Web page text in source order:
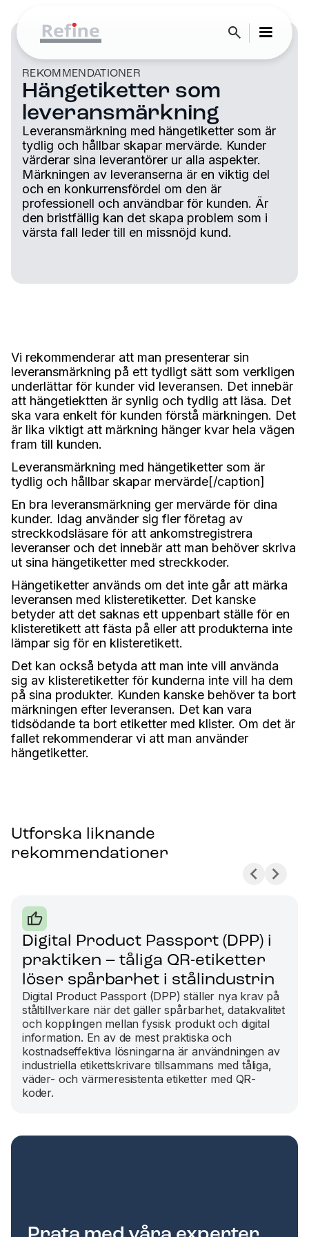
REKOMMENDATIONER
Hängetiketter som
leveransmärkning
Leveransmärkning med hängetiketter som är
tydlig och hållbar skapar mervärde. Kunder
värderar sina leverantörer ur alla aspekter.
Märkningen av leveranserna är en viktig del
och en konkurrensfördel om den är
professionell och användbar för kunden. Är
den bristfällig kan det skapa problem som i
värsta fall leder till en missnöjd kund.
Vi rekommenderar att man presenterar sin
leveransmärkning på ett tydligt sätt som verkligen
underlättar för kunder vid leveransen. Det innebär
att hängetiektten är synlig och tydlig att läsa. Det
ska vara enkelt för kunden förstå märkningen. Det
är lika viktigt att märkning hänger kvar hela vägen
fram till kunden.
Leveransmärkning med hängetiketter som är
tydlig och hållbar skapar mervärde[/caption]
En bra leveransmärkning ger mervärde för dina
kunder. Idag använder sig fler företag av
streckkodsläsare för att ankomstregistrera
leveranser och det innebär att man behöver skriva
ut sina hängetiketter med streckkoder.
Hängetiketter används om det inte går att märka
leveransen med klisteretiketter. Det kanske
betyder att det saknas ett uppenbart ställe för en
klisteretikett att fästa på eller att produkterna inte
lämpar sig för en klisteretikett.
Det kan också betyda att man inte vill använda
sig av klisteretiketter för kunderna inte vill ha dem
på sina produkter. Kunden kanske behöver ta bort
märkningen efter leveransen. Det kan vara
tidsödande ta bort etiketter med klister. Om det är
fallet rekommenderar vi att man använder
hängetiketter.
Utforska liknande
rekommendationer
Digital Product Passport (DPP) i
praktiken – tåliga QR-etiketter
löser spårbarhet i stålindustrin
Digital Product Passport (DPP) ställer nya krav på
ståltillverkare när det gäller spårbarhet, datakvalitet
och kopplingen mellan fysisk produkt och digital
information. En av de mest praktiska och
kostnadseffektiva lösningarna är användningen av
industriella etikettskrivare tillsammans med tåliga,
väder- och värmeresistenta etiketter med QR-
koder.